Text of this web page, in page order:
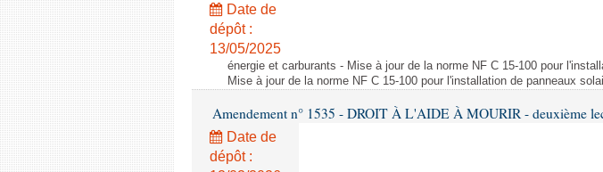
Date de
dépôt :
13/05/2025
énergie et carburants - Mise à jour de la norme NF C 15-100 pour
Mise à jour de la norme NF C 15-100 pour l'installation de panneaux
Amendement n° 1535 - DROIT À L'AIDE À MOURIR - deuxième
Date de
dépôt :